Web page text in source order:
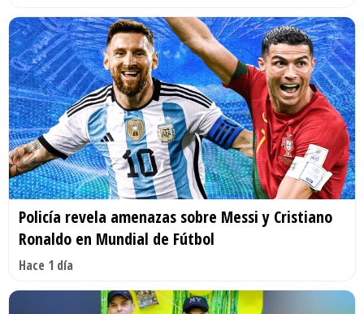
Policía revela amenazas sobre Messi y Cristiano
Ronaldo en Mundial de Fútbol
Hace 1 día